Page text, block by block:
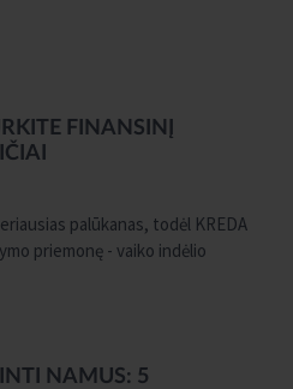
FINANSINĮ
palūkanas, todėl KREDA
priemonę - vaiko indėlio
NAMUS: 5